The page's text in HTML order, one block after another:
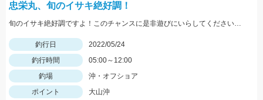
忠栄丸、旬のイサキ絶好調！
旬のイサキ絶好調ですよ！このチャンスに是非遊びにいらしてくださいね。
釣行日
2022/05/24
釣行時間
05:00～12:00
釣場
沖・オフショア
ポイント
大山沖